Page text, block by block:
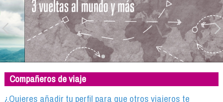
Quienes somos
El proyecto
Blog
Viaja con nosotros
Camino solidario
Libros
Compañeros de viaje
¿Quieres añadir tu perfil para que otros viajeros te